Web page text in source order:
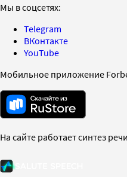
Мы в соцсетях:
Telegram
ВКонтакте
YouTube
Мобильное приложение
На сайте работает синтез речи